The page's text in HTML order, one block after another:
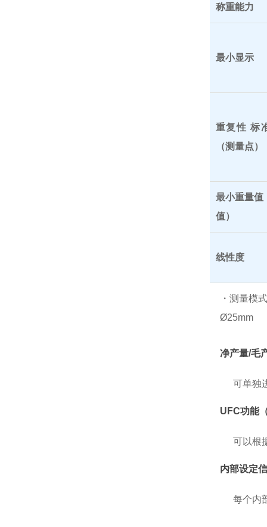
称重能力
最小显示
重复性 标
（测量点）
最小重量值
值）
线性度
・测量模
Ø25mm
净产量/毛
可单独
UFC功能
可以根
内部设定
每个内